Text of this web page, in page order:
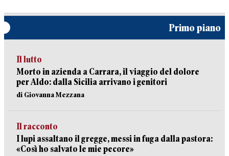
Primo piano
Il lutto
Morto in azienda a Carrara, il viaggio del dolore
per Aldo: dalla Sicilia arrivano i genitori
di Giovanna Mezzana
Il racconto
I lupi assaltano il gregge, messi in fuga dalla pastora:
«Così ho salvato le mie pecore»